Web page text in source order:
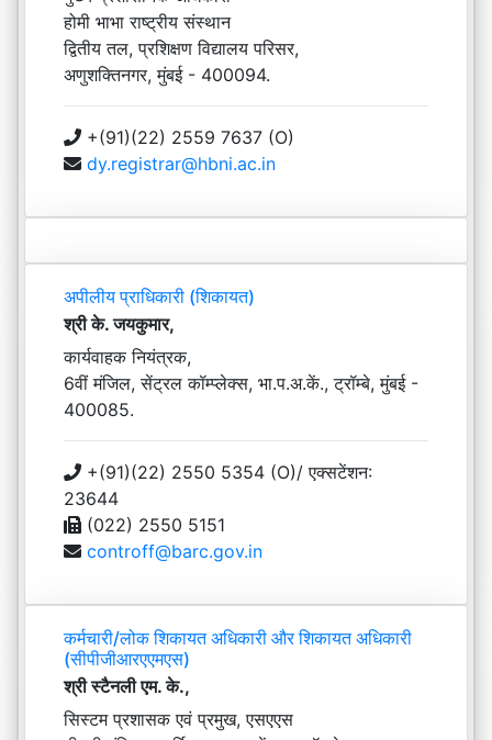
होमी भाभा राष्ट्रीय संस्थान
द्वितीय तल, प्रशिक्षण विद्यालय परिसर,
अणुशक्तिनगर, मुंबई - 400094.
+(91)(22) 2559 7637 (O)
dy.registrar@hbni.ac.in
अपीलीय प्राधिकारी (शिकायत)
श्री के. जयकुमार,
कार्यवाहक नियंत्रक,
6वीं मंजिल, सेंट्रल कॉम्प्लेक्स, भा.प.अ.कें., ट्रॉम्बे, मुंबई -
400085.
+(91)(22) 2550 5354 (O)/ एक्सटेंशन:
23644
(022) 2550 5151
controff@barc.gov.in
कर्मचारी/लोक शिकायत अधिकारी और शिकायत अधिकारी
(सीपीजीआरएएमएस)
श्री स्टैनली एम. के.,
सिस्टम प्रशासक एवं प्रमुख, एसएएस